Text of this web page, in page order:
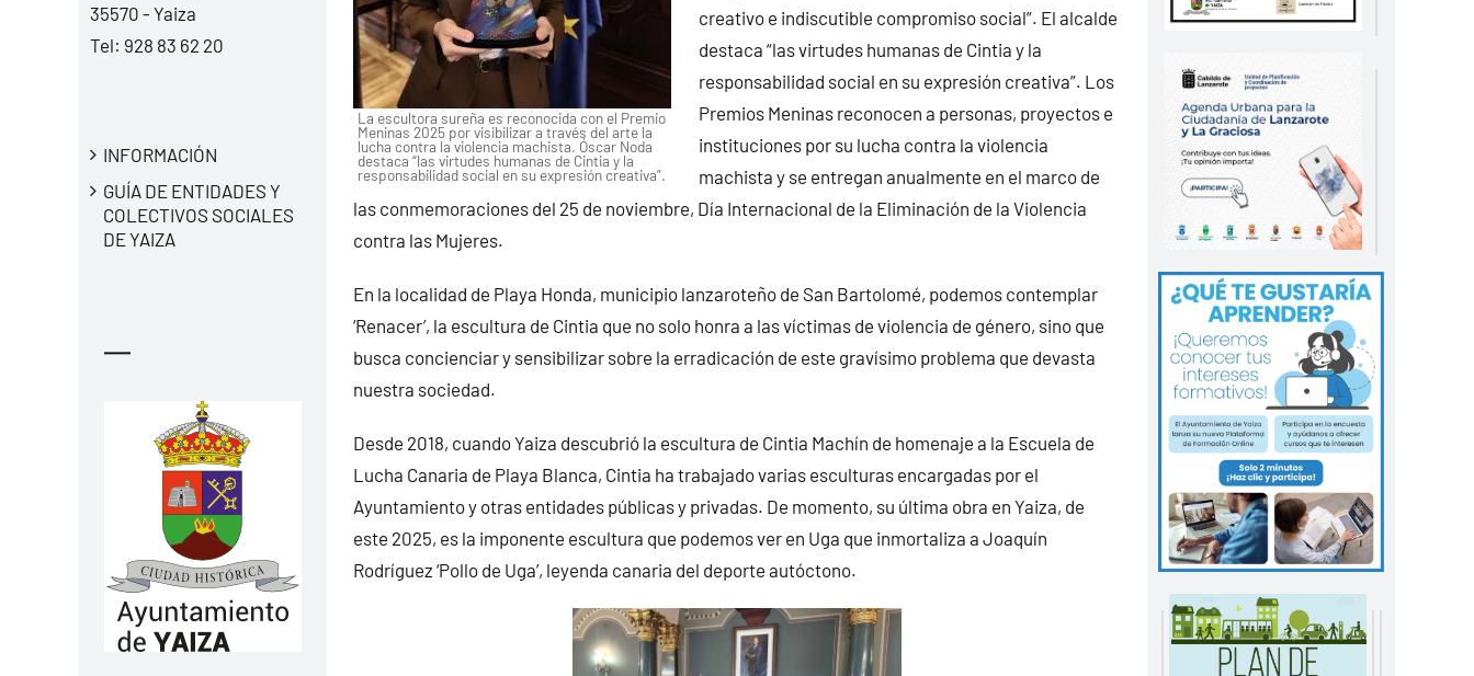
35570 - Yaiza
Tel: 928 83 62 20
INFORMACIÓN
GUÍA DE ENTIDADES Y
COLECTIVOS SOCIALES
DE YAIZA
—
La escultora sureña es reconocida con el Premio
Meninas 2025 por visibilizar a través del arte la
lucha contra la violencia machista. Óscar Noda
destaca “las virtudes humanas de Cintia y la
responsabilidad social en su expresión creativa”.
creativo e indiscutible compromiso social”. El alcalde
destaca “las virtudes humanas de Cintia y la
responsabilidad social en su expresión creativa”. Los
Premios Meninas reconocen a personas, proyectos e
instituciones por su lucha contra la violencia
machista y se entregan anualmente en el marco de
las conmemoraciones del 25 de noviembre, Día Internacional de la Eliminación de la Violencia
contra las Mujeres.
En la localidad de Playa Honda, municipio lanzaroteño de San Bartolomé, podemos contemplar
‘Renacer’, la escultura de Cintia que no solo honra a las víctimas de violencia de género, sino que
busca concienciar y sensibilizar sobre la erradicación de este gravísimo problema que devasta
nuestra sociedad.
Desde 2018, cuando Yaiza descubrió la escultura de Cintia Machín de homenaje a la Escuela de
Lucha Canaria de Playa Blanca, Cintia ha trabajado varias esculturas encargadas por el
Ayuntamiento y otras entidades públicas y privadas. De momento, su última obra en Yaiza, de
este 2025, es la imponente escultura que podemos ver en Uga que inmortaliza a Joaquín
Rodríguez ‘Pollo de Uga’, leyenda canaria del deporte autóctono.